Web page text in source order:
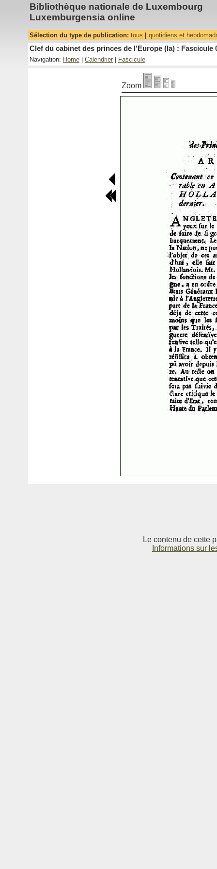
Bibliothèque nationale de Luxembourg
Luxemburgensia online
Sélection du type de publication: tous quotidiens et
Clef du cabinet des princes de l'Europe (la) : Fascicule
Navigation: Home Calendrier Fascicule
Zoom
Le contenu de cette
Informations sur